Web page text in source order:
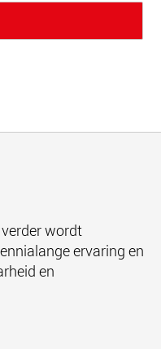
wordt
ervaring en
en